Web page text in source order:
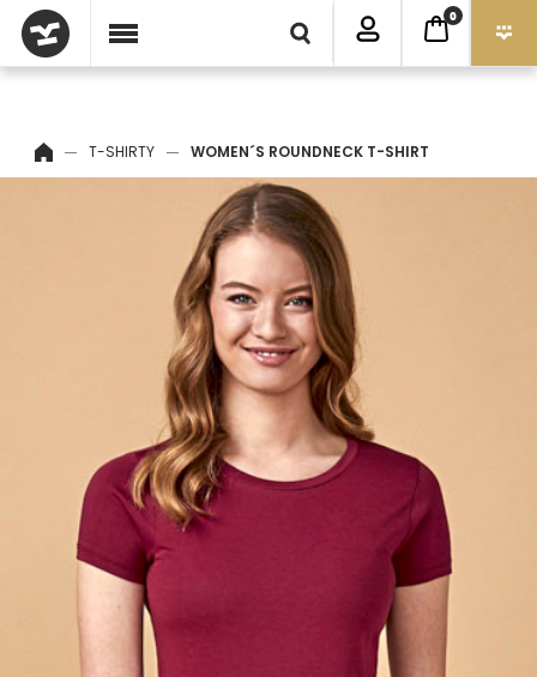
0
T-SHIRTY WOMEN´S ROUNDNECK T-SHIRT